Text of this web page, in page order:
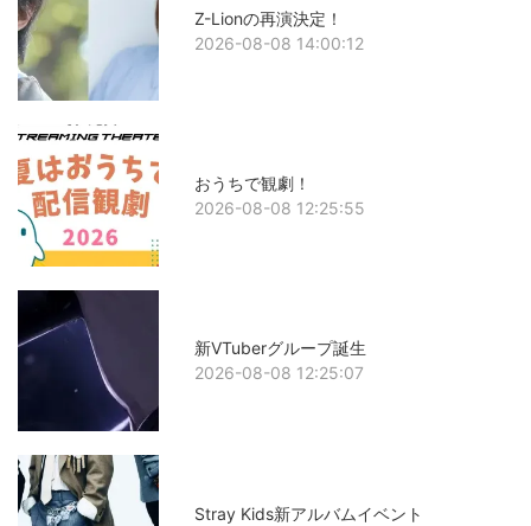
Z-Lionの再演決定！
2026-08-08 14:00:12
おうちで観劇！
2026-08-08 12:25:55
新VTuberグループ誕生
2026-08-08 12:25:07
Stray Kids新アルバムイベント